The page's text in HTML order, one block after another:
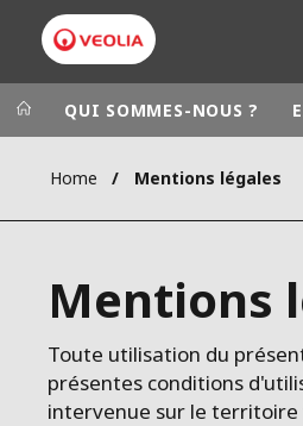
Groupe Veolia
CAMPUS
FONDATION
INSTITUT
QUI SOMMES-NOUS ?
Home Mentions légales
Mentions
Toute utilisation du
présentes conditions
intervenue sur le territoire